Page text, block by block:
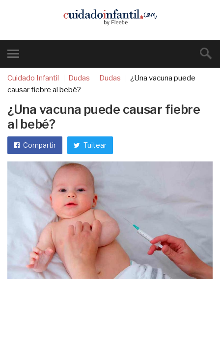
Cuidado Infantil Dudas Dudas
¿Una vacuna puede
causar fiebre al bebé?
¿Una vacuna puede causar fiebre
al bebé?
Compartir Tuitear